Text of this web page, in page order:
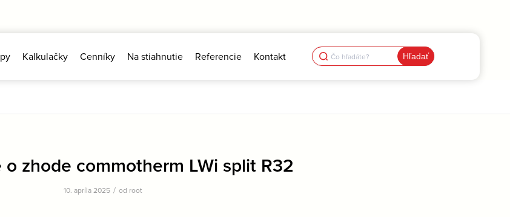
Kalkulačky Cenníky Na stiahnutie Referencie Kontakt Search
for:
zhode commotherm LWi split R32
10. apríla 2025 / od root